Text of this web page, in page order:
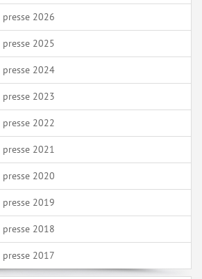
2026
2025
2024
2023
2022
2021
2020
2019
2018
2017